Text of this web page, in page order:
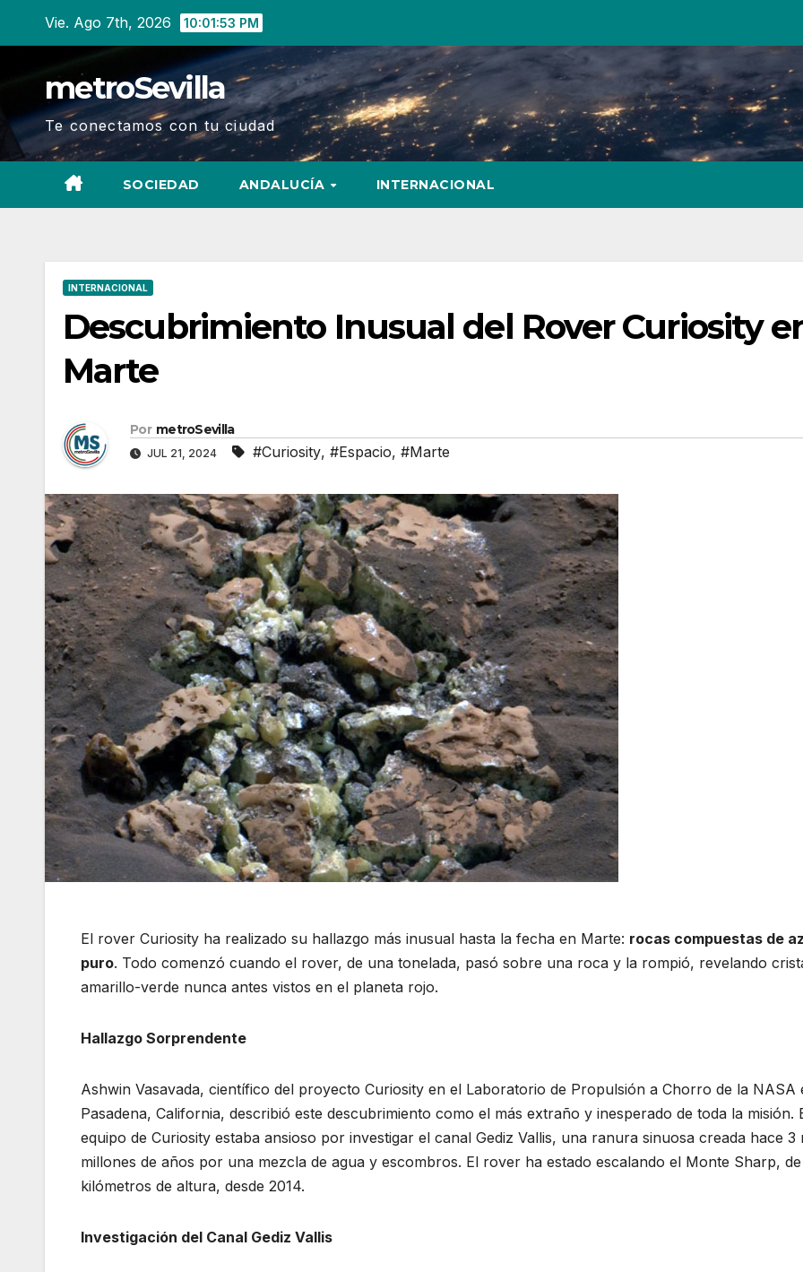
Vie. Ago 7th, 2026 10:01:54 PM
metroSevilla
Te conectamos con tu ciudad
SOCIEDAD ANDALUCÍA INTERNACIONAL
INTERNACIONAL
Descubrimiento Inusual del Rover Curiosity
Marte
Por metroSevilla
JUL 21, 2024 #Curiosity, #Espacio, #Marte
El rover Curiosity ha realizado su hallazgo más inusual hasta la fecha en Marte: rocas compuestas de
puro. Todo comenzó cuando el rover, de una tonelada, pasó sobre una roca y la rompió, revelando
amarillo-verde nunca antes vistos en el planeta rojo.
Hallazgo Sorprendente
Ashwin Vasavada, científico del proyecto Curiosity en el Laboratorio de Propulsión a Chorro de la NASA
Pasadena, California, describió este descubrimiento como el más extraño y inesperado de toda la misión.
equipo de Curiosity estaba ansioso por investigar el canal Gediz Vallis, una ranura sinuosa creada hace 3
millones de años por una mezcla de agua y escombros. El rover ha estado escalando el Monte Sharp,
kilómetros de altura, desde 2014.
Investigación del Canal Gediz Vallis